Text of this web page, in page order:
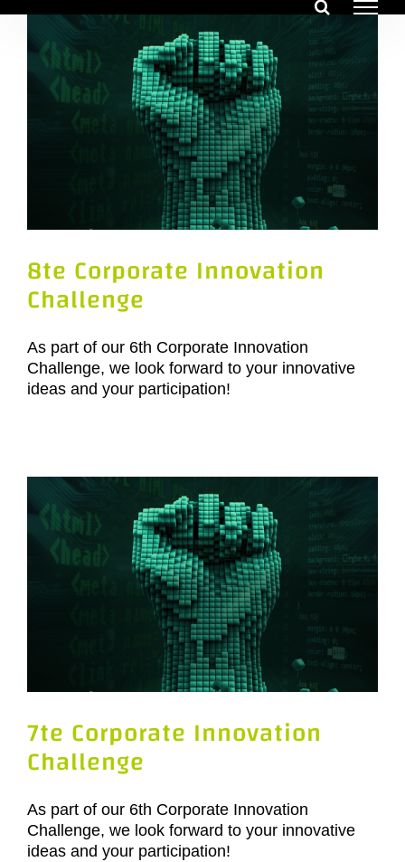
springen
8te Corporate Innovation
Challenge
As part of our 6th Corporate Innovation
Challenge, we look forward to your innovative
ideas and your participation!
7te Corporate Innovation
Challenge
As part of our 6th Corporate Innovation
Challenge, we look forward to your innovative
ideas and your participation!